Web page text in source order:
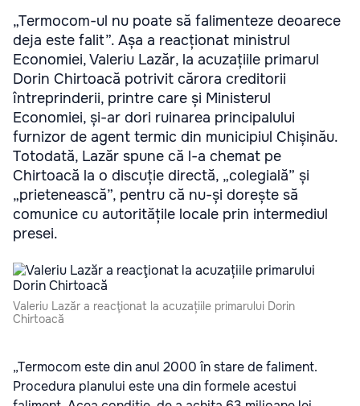
„Termocom-ul nu poate să falimenteze deoarece
deja este falit”. Așa a reacționat ministrul
Economiei, Valeriu Lazăr, la acuzațiile primarul
Dorin Chirtoacă potrivit cărora creditorii
întreprinderii, printre care și Ministerul
Economiei, și-ar dori ruinarea principalului
furnizor de agent termic din municipiul Chișinău.
Totodată, Lazăr spune că l-a chemat pe
Chirtoacă la o discuție directă, „colegială” și
„prietenească”, pentru că nu-și dorește să
comunice cu autoritățile locale prin intermediul
presei.
Valeriu Lazăr a reacţionat la acuzațiile primarului Dorin
Chirtoacă
„Termocom este din anul 2000 în stare de faliment.
Procedura planului este una din formele acestui